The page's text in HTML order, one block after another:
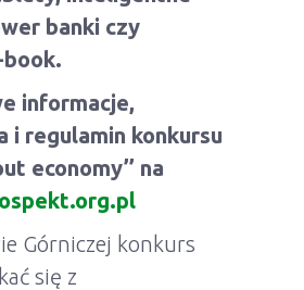
banki czy
informacje,
i regulamin konkursu
economy’’ na
Górniczej konkurs
się z